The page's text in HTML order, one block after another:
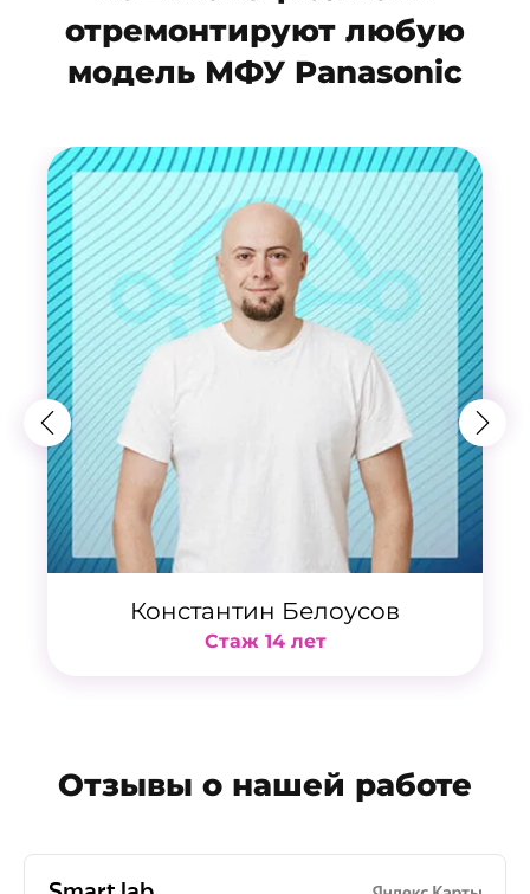
отремонтируют любую
модель МФУ Panasonic
Константин Белоусов
Стаж 14 лет
Отзывы о нашей работе